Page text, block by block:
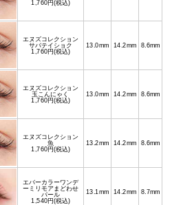
1,760円(税込)
エヌズコレクション
サバテイショク
1,760円(税込)
13.0mm 14.2mm 8.6mm
エヌズコレクション
玉こんにゃく
1,760円(税込)
13.0mm 14.2mm 8.6mm
エヌズコレクション
魚
1,760円(税込)
13.2mm 14.2mm 8.6mm
エバーカラーワンデ
ーミリモアまどわせ
パール
1,540円(税込)
13.1mm 14.2mm 8.7mm